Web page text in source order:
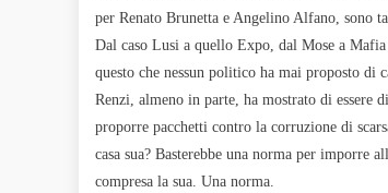
per Renato Brunetta e Angelino Alfano, sono
Dal caso Lusi a quello Expo, dal Mose a
questo che nessun politico ha mai proposto di
Renzi, almeno in parte, ha mostrato di essere
proporre pacchetti contro la corruzione di
casa sua? Basterebbe una norma per
compresa la sua. Una norma.